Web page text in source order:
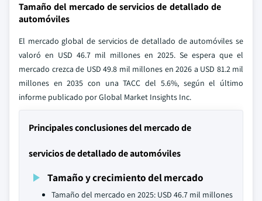
Tamaño del mercado de servicios de detallado de
automóviles
El mercado global de servicios de detallado de automóviles se
valoró en USD 46.7 mil millones en 2025. Se espera que el
mercado crezca de USD 49.8 mil millones en 2026 a USD 81.2 mil
millones en 2035 con una TACC del 5.6%, según el último
informe publicado por Global Market Insights Inc.
Principales conclusiones del mercado de
servicios de detallado de automóviles
Tamaño y crecimiento del mercado
Tamaño del mercado en 2025: USD 46.7 mil millones